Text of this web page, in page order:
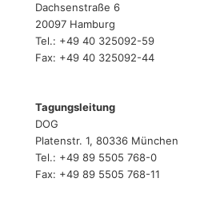
Dachsenstraße 6
20097 Hamburg
Tel.: +49 40 325092-59
Fax: +49 40 325092-44
Tagungsleitung
DOG
Platenstr. 1, 80336 München
Tel.: +49 89 5505 768-0
Fax: +49 89 5505 768-11